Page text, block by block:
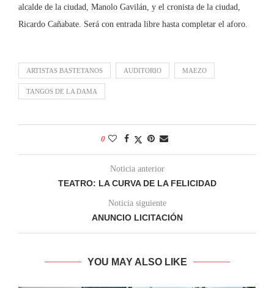
alcalde de la ciudad, Manolo Gavilán, y el cronista de la ciudad,
Ricardo Cañabate. Será con entrada libre hasta completar el aforo.
ARTISTAS BASTETANOS AUDITORIO MAEZO
TANGOS DE LA DAMA
0
Noticia anterior
TEATRO: LA CURVA DE LA FELICIDAD
Noticia siguiente
ANUNCIO LICITACIÓN
YOU MAY ALSO LIKE